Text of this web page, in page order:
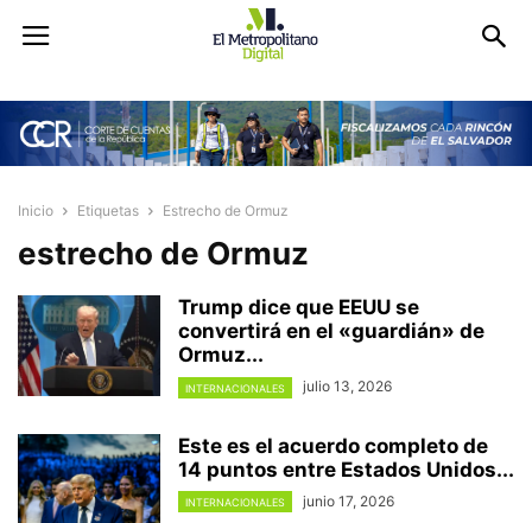
Inicio Etiquetas Estrecho de Ormuz
estrecho de Ormuz
Trump dice que EEUU se
convertirá en el «guardián» de
Ormuz...
INTERNACIONALES julio 13, 2026
Este es el acuerdo completo de
14 puntos entre Estados Unidos...
INTERNACIONALES junio 17, 2026